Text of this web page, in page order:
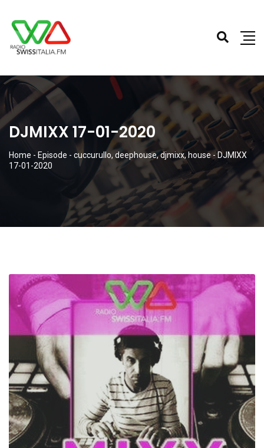
DJMIXX 17-01-2020
Home - Episode - cuccurullo, deephouse,djmixx, house -DJMIXX
17-01-2020